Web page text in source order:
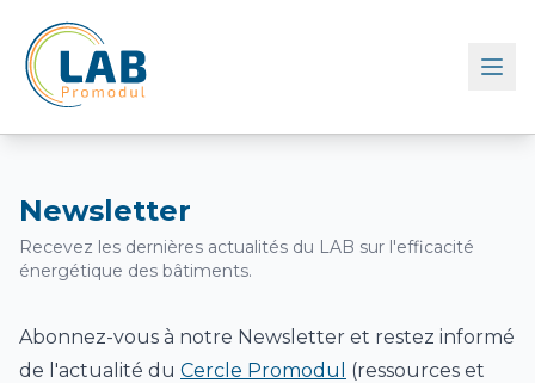
Retour à l'accueil
Newsletter
Recevez les dernières actualités du LAB sur l'efficacité
énergétique des bâtiments.
Abonnez-vous à notre Newsletter et restez informé
de l'actualité du Cercle Promodul
(ressources et